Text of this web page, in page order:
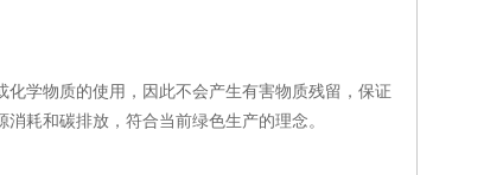
学物质的使用，因此不会产生有害物质残留，保证
耗和碳排放，符合当前绿色生产的理念。